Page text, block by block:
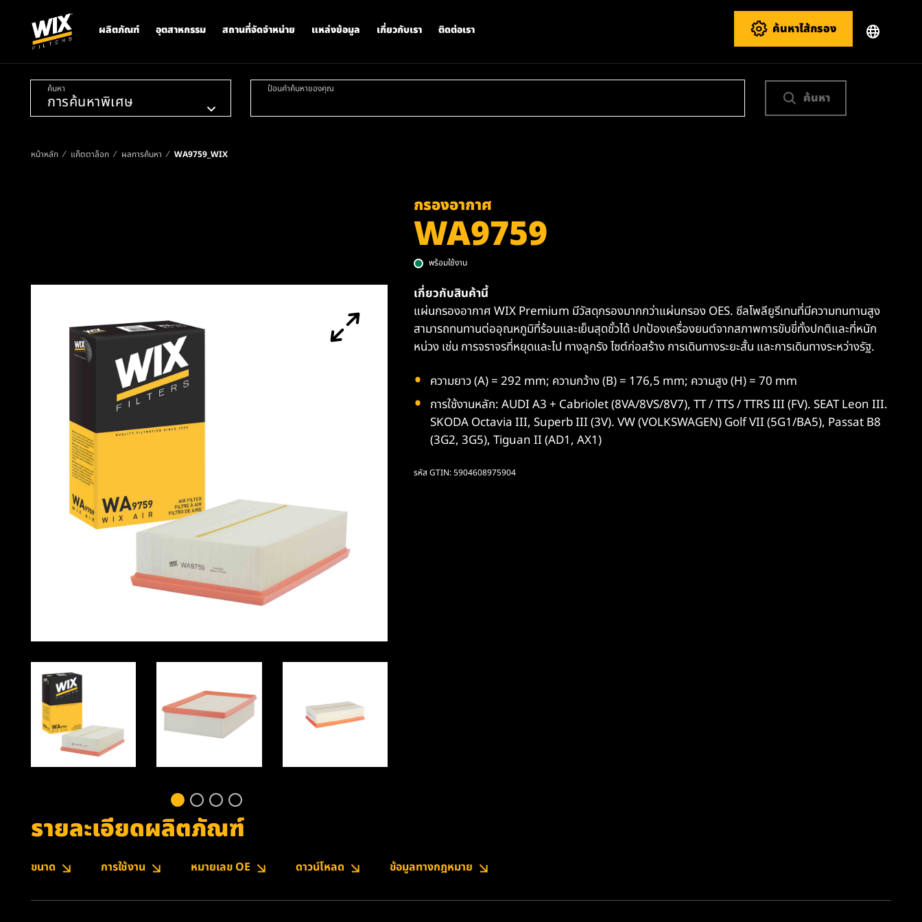
ผลิตภัณฑ์ อุตสาหกรรม สถานที่จัดจำหน่าย แหล่งข้อมูล เกี่ยวกับเรา ติดต่อเรา ค้นหาไส้กรอง
ค้นหา ป้อนคำค้นหาของคุณ
ค้นหา
หน้าหลัก แค็ตตาล็อก ผลการค้นหา WA9759_WIX
กรองอากาศ
WA9759
พร้อมใช้งาน
เกี่ยวกับสินค้านี้
แผ่นกรองอากาศ WIX Premium มีวัสดุกรองมากกว่าแผ่นกรอง OES. ซีลโพลียูรีเทนที่มีความทนทานสูง
สามารถทนทานต่ออุณหภูมิที่ร้อนและเย็นสุดขั้วได้ ปกป้องเครื่องยนต์จากสภาพการขับขี่ทั้งปกติและที่หนัก
หน่วง เช่น การจราจรที่หยุดและไป ทางลูกรัง ไซต์ก่อสร้าง การเดินทางระยะสั้น และการเดินทางระหว่างรัฐ.
ความยาว (A) = 292 mm; ความกว้าง (B) = 176,5 mm; ความสูง (H) = 70 mm
การใช้งานหลัก: AUDI A3 + Cabriolet (8VA/8VS/8V7), TT / TTS / TTRS III (FV). SEAT Leon III.
SKODA Octavia III, Superb III (3V). VW (VOLKSWAGEN) Golf VII (5G1/BA5), Passat B8
(3G2, 3G5), Tiguan II (AD1, AX1)
รหัส GTIN: 5904608975904
รายละเอียดผลิตภัณฑ์
ขนาด การใช้งาน หมายเลข OE ดาวน์โหลด ข้อมูลทางกฎหมาย